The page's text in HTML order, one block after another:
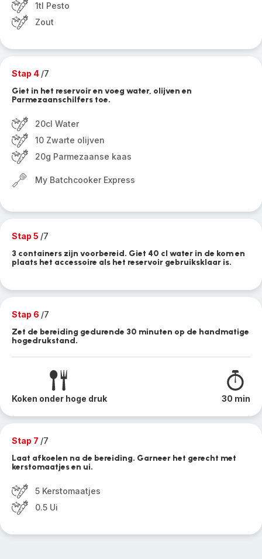
1tl Pesto
Zout
Stap 4 /7
Giet in het reservoir en voeg water, olijven en
Parmezaanschilfers toe.
20cl Water
10 Zwarte olijven
20g Parmezaanse kaas
My Batchcooker Express
Stap 5 /7
3 containers zijn voorbereid. Giet 40 cl water in de kom en
plaats het accessoire als het reservoir gebruiksklaar is.
Stap 6 /7
Zet de bereiding gedurende 30 minuten op de handmatige
hogedrukstand.
Koken onder hoge druk 30 min
Stap 7 /7
Laat afkoelen na de bereiding. Garneer het gerecht met
kerstomaatjes en ui.
5 Kerstomaatjes
0.5 Ui